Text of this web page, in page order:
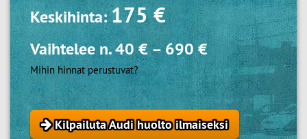
Keskihinta:175 €
Vaihtelee n.40 €–690 €
Mihin hinnat perustuvat?
Kilpailuta Audi huolto ilmaiseksi